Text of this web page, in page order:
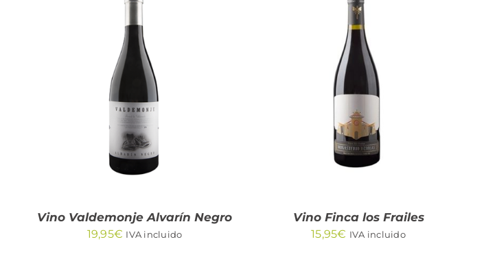
AÑADIR AL CARRITO
QUICK VIEW
Vino Valdemonje Alvarín Negro
19,95€ IVA incluido
AÑADIR AL CARRITO
QUICK VIEW
Vino Finca los Frailes
15,95€ IVA incluido